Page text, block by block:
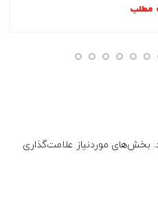
مطلب
بخش‌های موردنیاز علامت‌گذاری